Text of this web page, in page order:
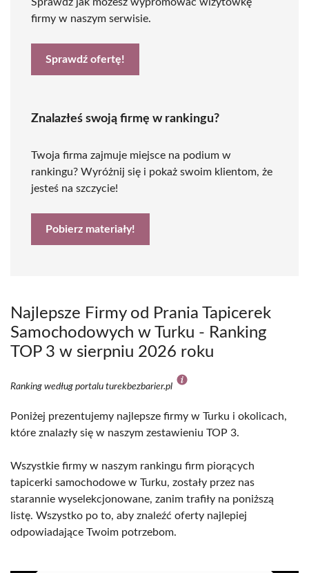
firmy w naszym serwisie.
Sprawdź ofertę!
Znalazłeś swoją firmę w rankingu?
Twoja firma zajmuje miejsce na podium w
rankingu? Wyróżnij się i pokaż swoim klientom, że
jesteś na szczycie!
Pobierz materiały!
Najlepsze Firmy od Prania Tapicerek
Samochodowych w Turku - Ranking
TOP 3 w sierpniu 2026 roku
Ranking według portalu turekbezbarier.pl
Poniżej prezentujemy najlepsze firmy w Turku i okolicach,
które znalazły się w naszym zestawieniu TOP 3.
Wszystkie firmy w naszym rankingu firm piorących
tapicerki samochodowe w Turku, zostały przez nas
starannie wyselekcjonowane, zanim trafiły na poniższą
listę. Wszystko po to, aby znaleźć oferty najlepiej
odpowiadające Twoim potrzebom.